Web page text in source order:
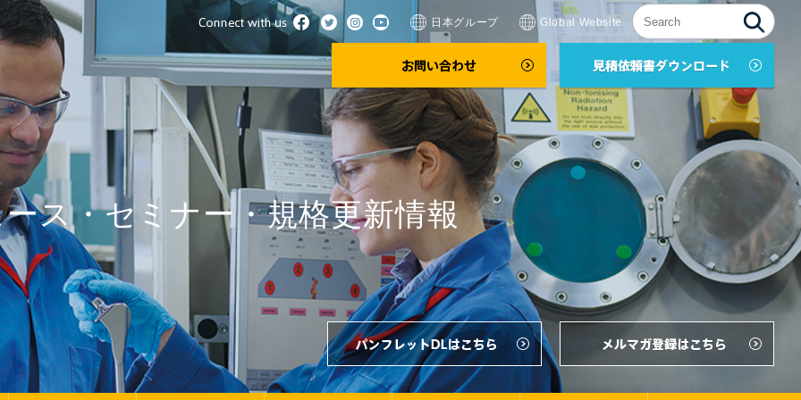
日本グループ Global Website
ス・セミナー・規格更新情報